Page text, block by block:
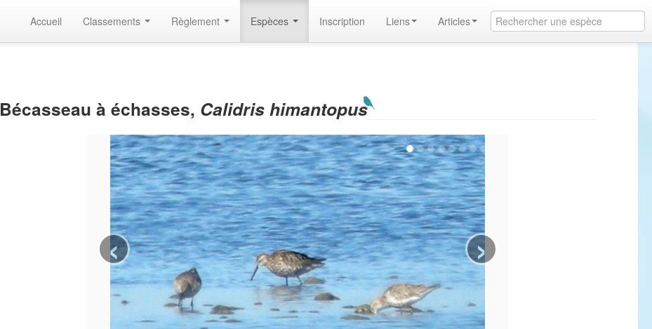
Accueil Classements Règlement Espèces Inscription Liens Articles
Bécasseau à échasses, Calidris himantopus
‹ ›